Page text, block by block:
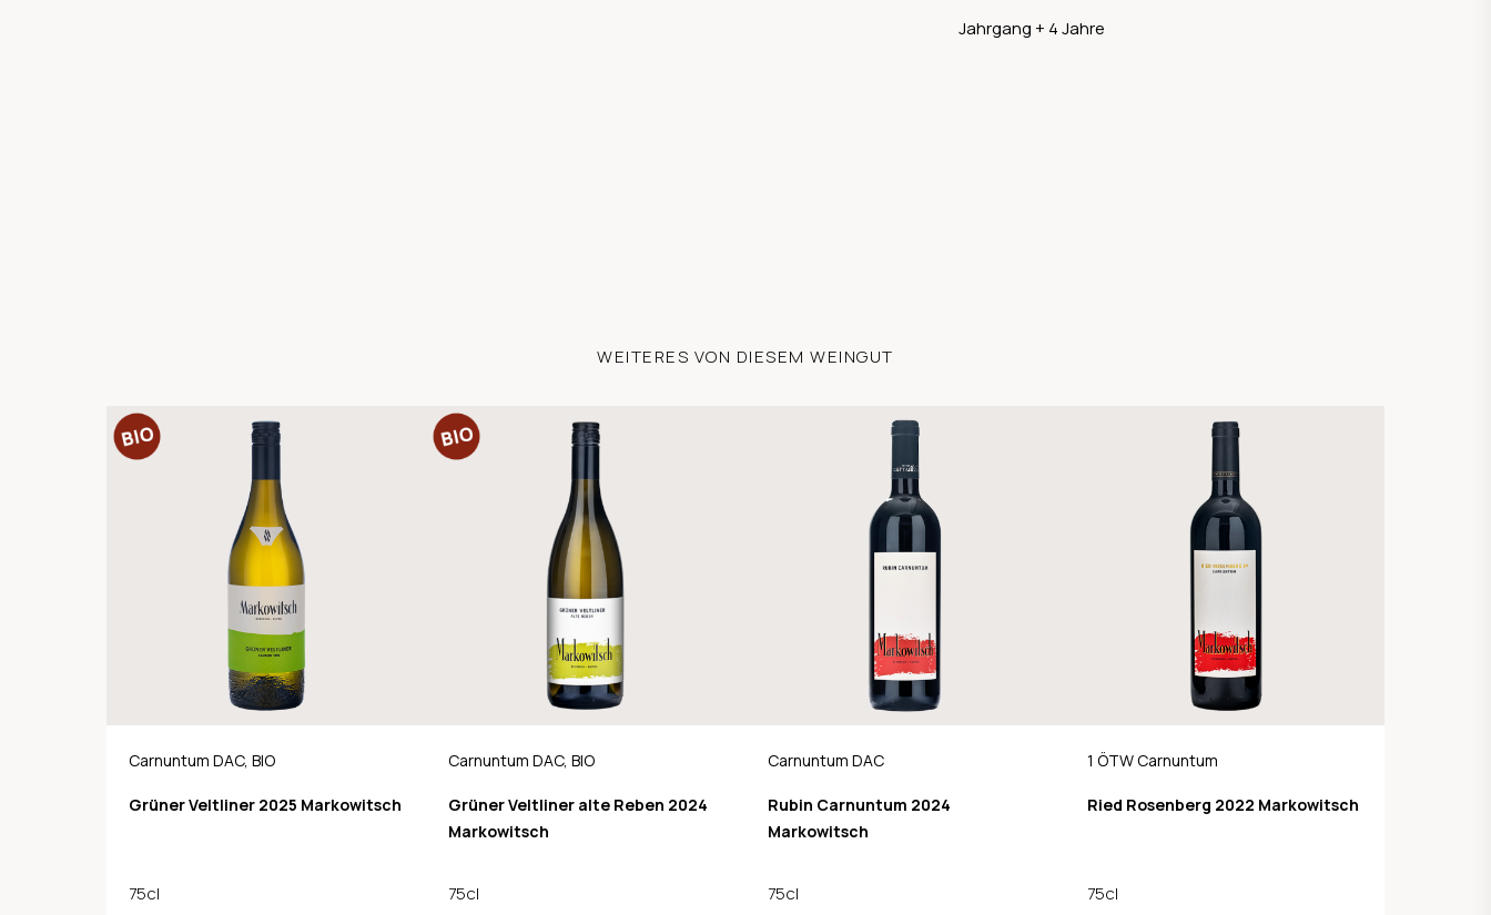
Jahrgang + 4 Jahre
WEITERES VON DIESEM WEINGUT
Carnuntum DAC, BIO
Grüner Veltliner 2025 Markowitsch
75cl
Carnuntum DAC, BIO
Grüner Veltliner alte Reben 2024
Markowitsch
75cl
Carnuntum DAC
Rubin Carnuntum 2024
Markowitsch
75cl
1 ÖTW Carnuntum
Ried Rosenberg 2022 Markowitsch
75cl